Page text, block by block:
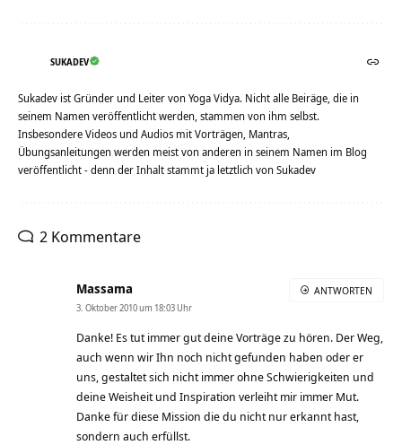
SUKADEV
Sukadev ist Gründer und Leiter von Yoga Vidya. Nicht alle Beiräge, die in
seinem Namen veröffentlicht werden, stammen von ihm selbst.
Insbesondere Videos und Audios mit Vorträgen, Mantras,
Übungsanleitungen werden meist von anderen in seinem Namen im Blog
veröffentlicht - denn der Inhalt stammt ja letztlich von Sukadev
2 Kommentare
Massama
3. Oktober 2010 um 18:03 Uhr
Danke! Es tut immer gut deine Vorträge zu hören. Der Weg,
auch wenn wir Ihn noch nicht gefunden haben oder er
uns, gestaltet sich nicht immer ohne Schwierigkeiten und
deine Weisheit und Inspiration verleiht mir immer Mut.
Danke für diese Mission die du nicht nur erkannt hast,
sondern auch erfüllst.
ANTWORTEN